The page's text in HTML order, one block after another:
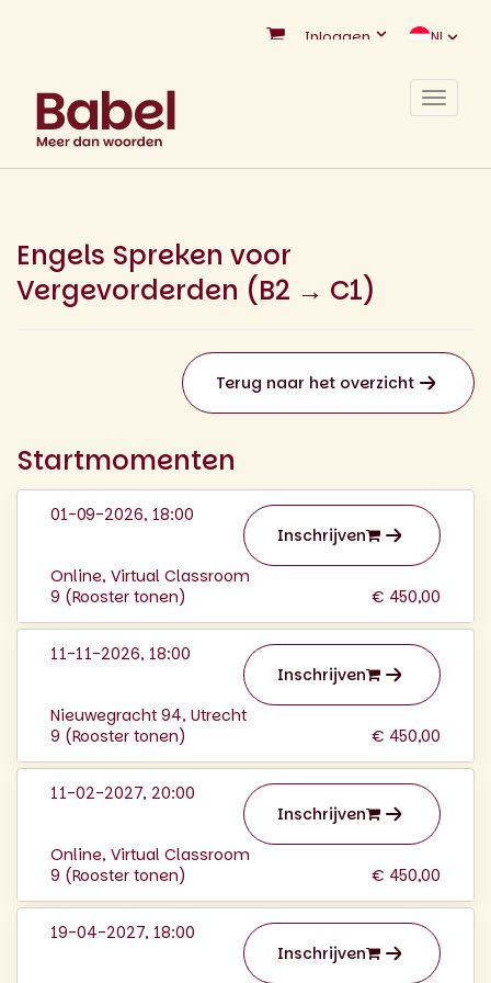
Inloggen NL
Toggle
Engels Spreken voor
Vergevorderden (B2 → C1)
Terug naar het overzicht
Startmomenten
01-09-2026, 18:00
Inschrijven
Online, Virtual Classroom
9 (Rooster tonen) € 450,00
11-11-2026, 18:00
Inschrijven
Nieuwegracht 94, Utrecht
9 (Rooster tonen) € 450,00
11-02-2027, 20:00
Inschrijven
Online, Virtual Classroom
9 (Rooster tonen) € 450,00
19-04-2027, 18:00
Inschrijven